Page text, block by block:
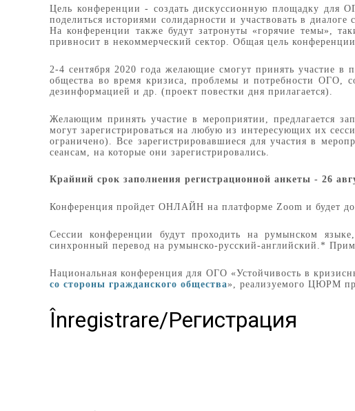
Цель конференции - создать дискуссионную площадку для
поделиться историями солидарности и участвовать в
На конференции также будут затронуты «горячие темы»,
привносит в некоммерческий сектор. Общая цель
2-4 сентября 2020 года желающие смогут принять участие в
общества во время кризиса, проблемы и потребности ОГО,
дезинформацией и др. (проект повестки дня прилагается).
Желающим принять участие в мероприятии, предлагается
могут зарегистрироваться на любую из интересующих их
ограничено). Все зарегистрировавшиеся для участия в
сеансам, на которые они зарегистрировались.
Крайний срок заполнения регистрационной анкеты - 26
Конференция пройдет ОНЛАЙН на платформе Zoom и будет
Сессии конференции будут проходить на румынском
синхронный перевод на румынско-русский-английский.*
Национальная конференция для ОГО «Устойчивость в
со стороны гражданского общества», реализуемого ЦЮРМ